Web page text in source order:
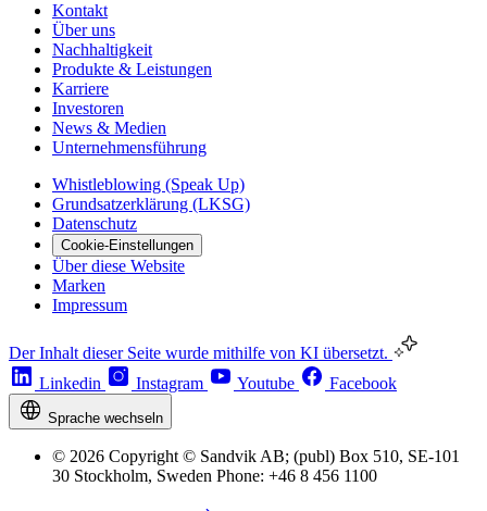
Kontakt
Über uns
Nachhaltigkeit
Produkte & Leistungen
Karriere
Investoren
News & Medien
Unternehmensführung
Whistleblowing (Speak Up)
Grundsatzerklärung (LKSG)
Datenschutz
Cookie-Einstellungen
Über diese Website
Marken
Impressum
Der Inhalt dieser Seite wurde mithilfe von KI übersetzt.
Linkedin
Instagram Youtube Facebook
Sprache wechseln
© 2026 Copyright © Sandvik AB; (publ) Box 510, SE-101
30 Stockholm, Sweden Phone: +46 8 456 1100